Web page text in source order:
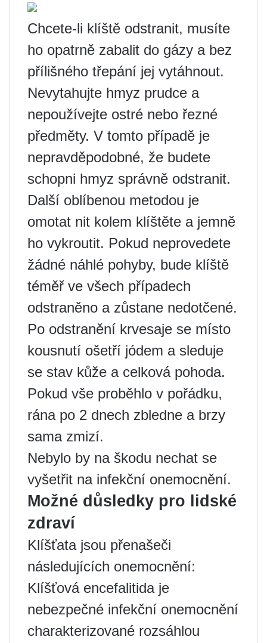
Chcete-li klíště odstranit, musíte
ho opatrně zabalit do gázy a bez
přílišného třepání jej vytáhnout.
Nevytahujte hmyz prudce a
nepoužívejte ostré nebo řezné
předměty. V tomto případě je
nepravděpodobné, že budete
schopni hmyz správně odstranit.
Další oblíbenou metodou je
omotat nit kolem klíštěte a jemně
ho vykroutit. Pokud neprovedete
žádné náhlé pohyby, bude klíště
téměř ve všech případech
odstraněno a zůstane nedotčené.
Po odstranění krvesaje se místo
kousnutí ošetří jódem a sleduje
se stav kůže a celková pohoda.
Pokud vše proběhlo v pořádku,
rána po 2 dnech zbledne a brzy
sama zmizí.
Nebylo by na škodu nechat se
vyšetřit na infekční onemocnění.
Možné důsledky pro lidské
zdraví
Klíšťata jsou přenašeči
následujících onemocnění:
Klíšťová encefalitida je
nebezpečné infekční onemocnění
charakterizované rozsáhlou